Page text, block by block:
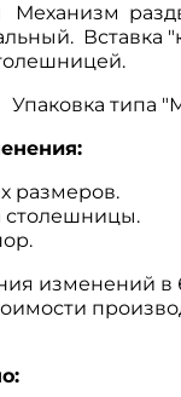
Механизм
Вставка
типа
размеров.
столешницы.
изменений в